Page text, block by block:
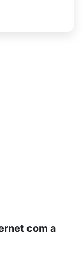
com a